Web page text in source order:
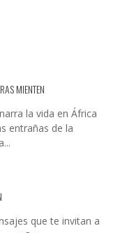
MIENTEN
la vida en África
entrañas de la
que te invitan a